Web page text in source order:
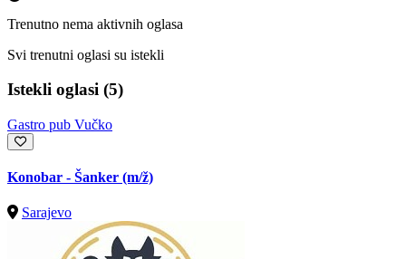
Trenutno nema aktivnih oglasa
Svi trenutni oglasi su istekli
Istekli oglasi (5)
Gastro pub Vučko
Konobar - Šanker (m/ž)
Sarajevo